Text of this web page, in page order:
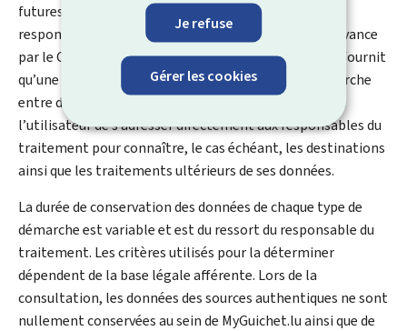
Je refuse
Gérer les cookies
futures et traitements ultérieurs des données par les
responsables du traitement ne sont pas connus à l'avance
par le CTIE et ne sont pas de son ressort. Le CTIE ne fournit
qu’une plateforme d’initiation et de suivi d’une démarche
entre deux parties identifiées. Il appartient dès lors à
l’utilisateur de s’adresser directement aux responsables du
traitement pour connaître, le cas échéant, les destinations
ainsi que les traitements ultérieurs de ses données.
La durée de conservation des données de chaque type de
démarche est variable et est du ressort du responsable du
traitement. Les critères utilisés pour la déterminer
dépendent de la base légale afférente. Lors de la
consultation, les données des sources authentiques ne sont
nullement conservées au sein de MyGuichet.lu ainsi que de